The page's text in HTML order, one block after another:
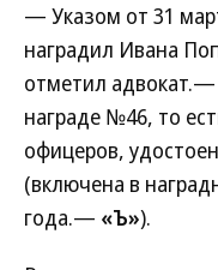
— Указом от 31
наградил Ивана
отметил
награде №46, то
офицеров,
(включена в
года.— «Ъ»).